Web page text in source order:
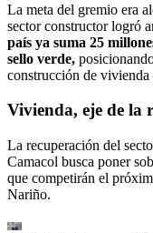
La meta del gremio era
sector constructor logró
país ya suma 25
sello verde,
construcción de vivienda
Vivienda, eje de la
La recuperación del
Camacol busca poner
que competirán el
Nariño.